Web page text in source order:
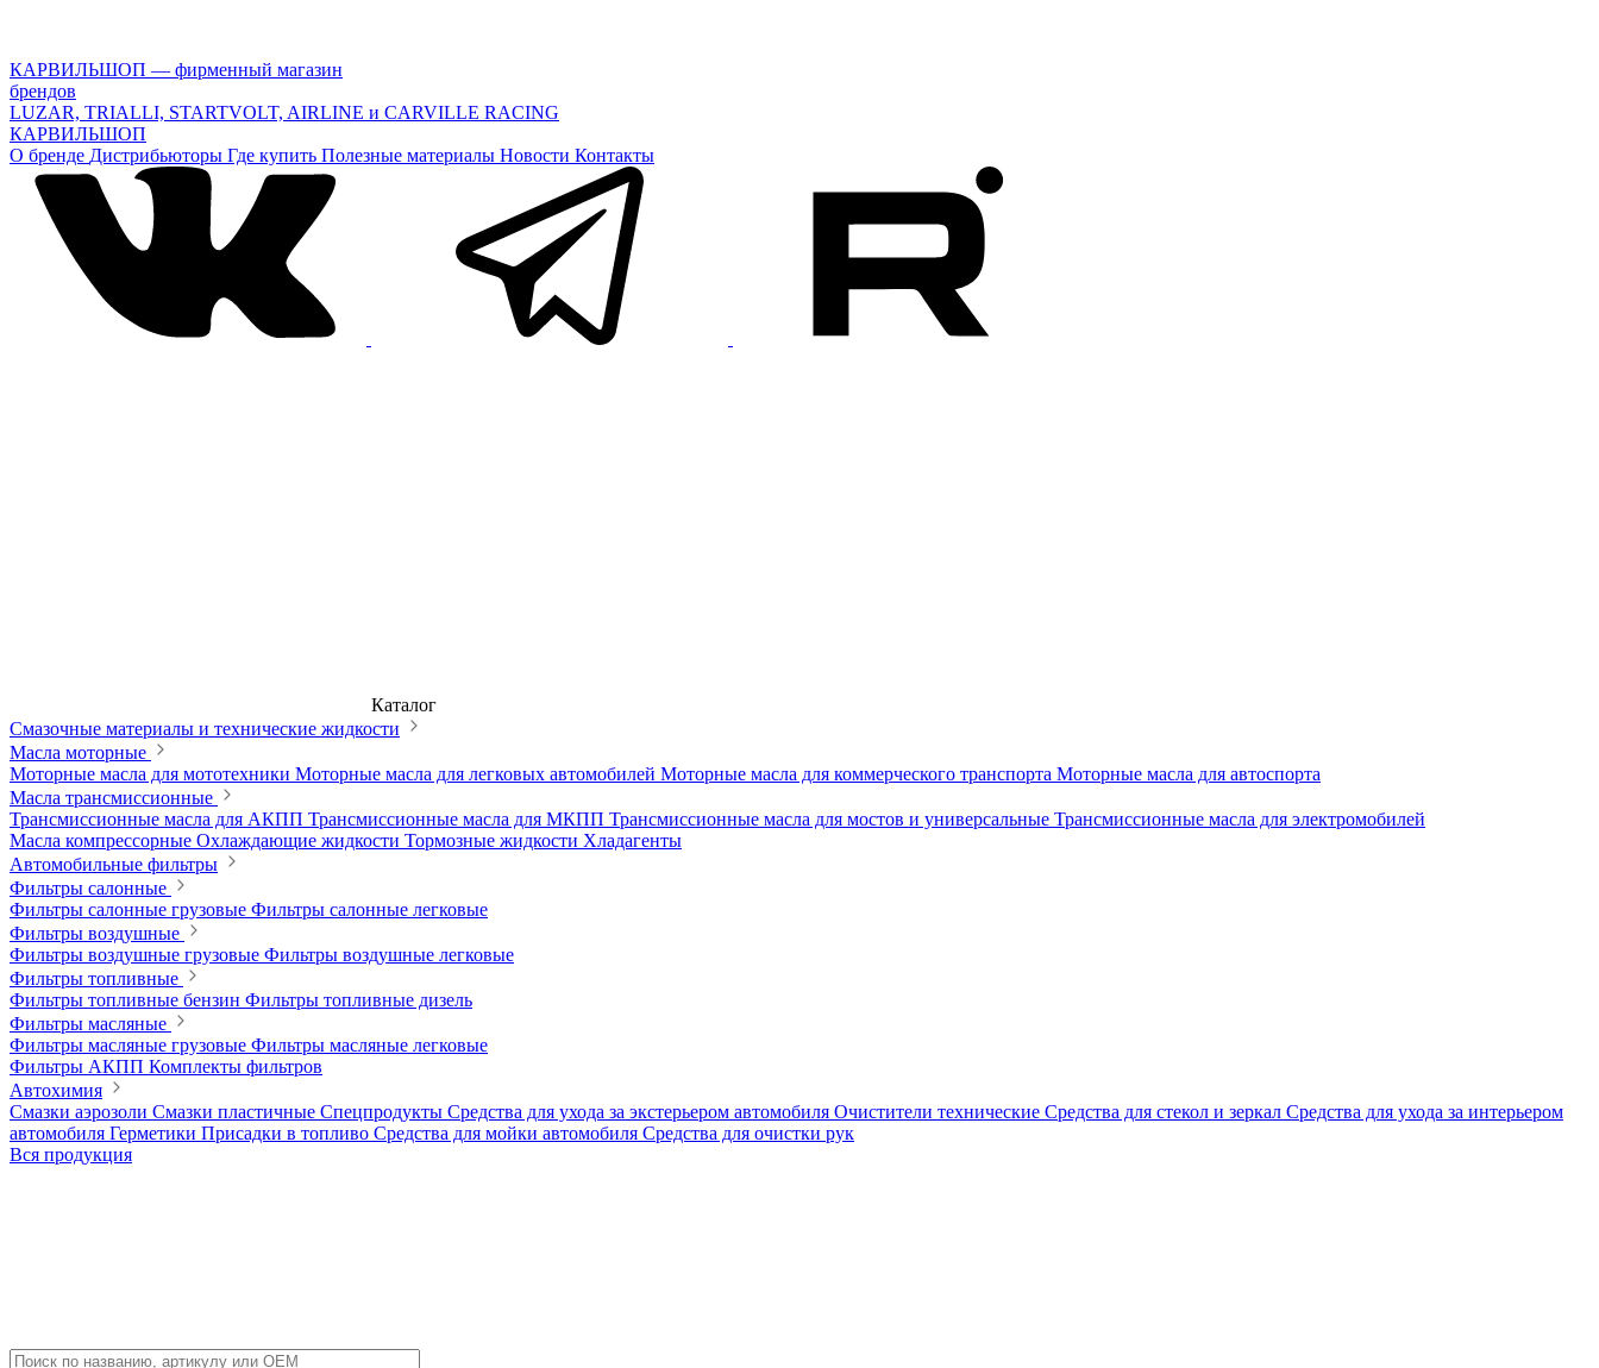
КАРВИЛЬШОП — фирменный магазин
брендов
LUZAR, TRIALLI, STARTVOLT, AIRLINE и CARVILLE RACING
КАРВИЛЬШОП
О бренде Дистрибьюторы Где купить Полезные материалы Новости Контакты
Каталог
Смазочные материалы и технические жидкости
Масла моторные
Моторные масла для мототехники Моторные масла для легковых автомобилей Моторные масла для коммерческого транспорта Моторные масла для автоспорта
Масла трансмиссионные
Трансмиссионные масла для АКПП Трансмиссионные масла для МКПП Трансмиссионные масла для мостов и универсальные Трансмиссионные масла для электромобилей
Масла компрессорные Охлаждающие жидкости Тормозные жидкости Хладагенты
Автомобильные фильтры
Фильтры салонные
Фильтры салонные грузовые Фильтры салонные легковые
Фильтры воздушные
Фильтры воздушные грузовые Фильтры воздушные легковые
Фильтры топливные
Фильтры топливные бензин Фильтры топливные дизель
Фильтры масляные
Фильтры масляные грузовые Фильтры масляные легковые
Фильтры АКПП Комплекты фильтров
Автохимия
Смазки аэрозоли Смазки пластичные Спецпродукты Средства для ухода за экстерьером автомобиля Очистители технические Средства для стекол и зеркал Средства для ухода за интерьером
автомобиля Герметики Присадки в топливо Средства для мойки автомобиля Средства для очистки рук
Вся продукция